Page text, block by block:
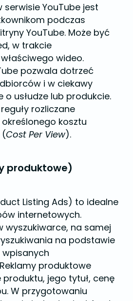
serwisie YouTube jest
podczas
YouTube. Może być
w trakcie
wideo.
pozwala dotrzeć
i w ciekawy
usłudze lub produkcie.
rozliczane
kosztu
(Cost Per View).
produktowe)
Listing Ads) to idealne
internetowych.
wyszukiwarce, na samej
na podstawie
wpisanych
produktowe
jego tytuł, cenę
W przygotowaniu